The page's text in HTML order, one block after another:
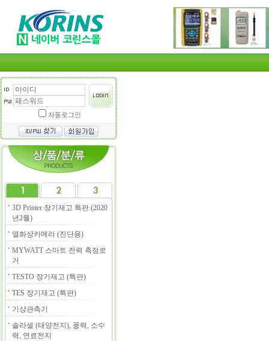
자동로그인
3D Printer 장기재고 특판 (2020
년2월)
열화상카메라 (진단용)
MYWATT 스마트 전력 측정로
거
TESTO 장기재고 (특판)
TES 장기재고 (특판)
기상관측기
솔라셀 (태양전지), 풍력, 소수
력, 연료전지